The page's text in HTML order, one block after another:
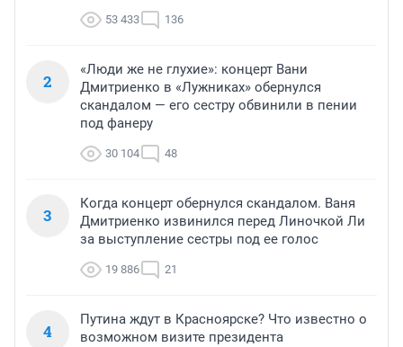
53 433 136
2
«Люди же не глухие»: концерт Вани
Дмитриенко в «Лужниках» обернулся
скандалом — его сестру обвинили в пении
под фанеру
30 104 48
3
Когда концерт обернулся скандалом. Ваня
Дмитриенко извинился перед Линочкой Ли
за выступление сестры под ее голос
19 886 21
4
Путина ждут в Красноярске? Что известно о
возможном визите президента